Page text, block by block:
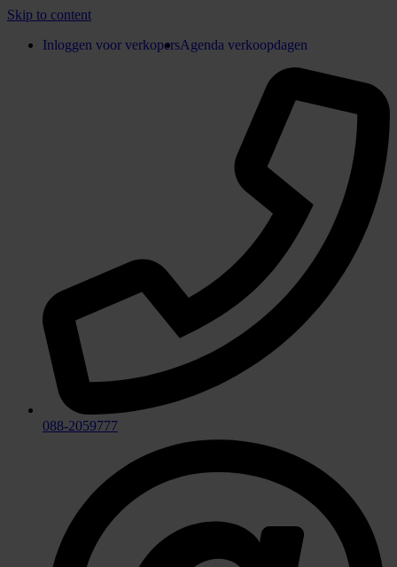
Skip to content
Inloggen voor verkopersAgenda verkoopdagen
088-2059777